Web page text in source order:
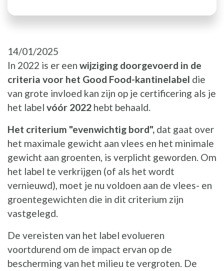
14/01/2025
In 2022 is er een wijziging doorgevoerd in de
criteria voor het Good Food-kantinelabel die
van grote invloed kan zijn op je certificering als je
het label vóór 2022 hebt behaald.
Het criterium "evenwichtig bord", dat gaat over
het maximale gewicht aan vlees en het minimale
gewicht aan groenten, is verplicht geworden. Om
het label te verkrijgen (of als het wordt
vernieuwd), moet je nu voldoen aan de vlees- en
groentegewichten die in dit criterium zijn
vastgelegd.
De vereisten van het label evolueren
voortdurend om de impact ervan op de
bescherming van het milieu te vergroten. De